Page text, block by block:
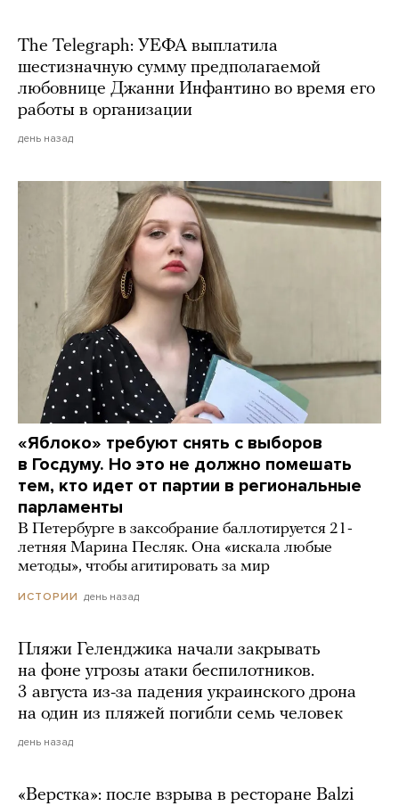
The Telegraph: УЕФА выплатила
шестизначную сумму предполагаемой
любовнице Джанни Инфантино во время его
работы в организации
день назад
«Яблоко» требуют снять с выборов
в Госдуму. Но это не должно помешать
тем, кто идет от партии в региональные
парламенты
В Петербурге в заксобрание баллотируется 21-
летняя Марина Песляк. Она «искала любые
методы», чтобы агитировать за мир
ИСТОРИИ день назад
Пляжи Геленджика начали закрывать
на фоне угрозы атаки беспилотников.
3 августа из-за падения украинского дрона
на один из пляжей погибли семь человек
день назад
«Верстка»: после взрыва в ресторане Balzi